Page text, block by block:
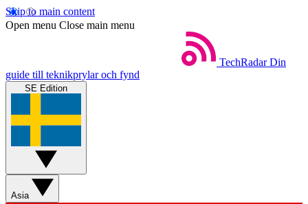
Skip to main content
Open menu Close main menu
TechRadar Din
guide till teknikprylar och fynd
SE Edition
Asia